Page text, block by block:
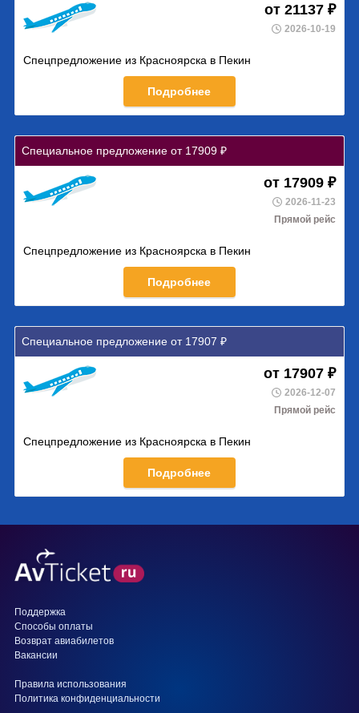
от 21137 ₽
2026-10-19
Спецпредложение из Красноярска в Пекин
Подробнее
Специальное предложение от 17909 ₽
от 17909 ₽
2026-11-23
Прямой рейс
Спецпредложение из Красноярска в Пекин
Подробнее
Специальное предложение от 17907 ₽
от 17907 ₽
2026-12-07
Прямой рейс
Спецпредложение из Красноярска в Пекин
Подробнее
Поддержка
Способы оплаты
Возврат авиабилетов
Вакансии
Правила использования
Политика конфиденциальности